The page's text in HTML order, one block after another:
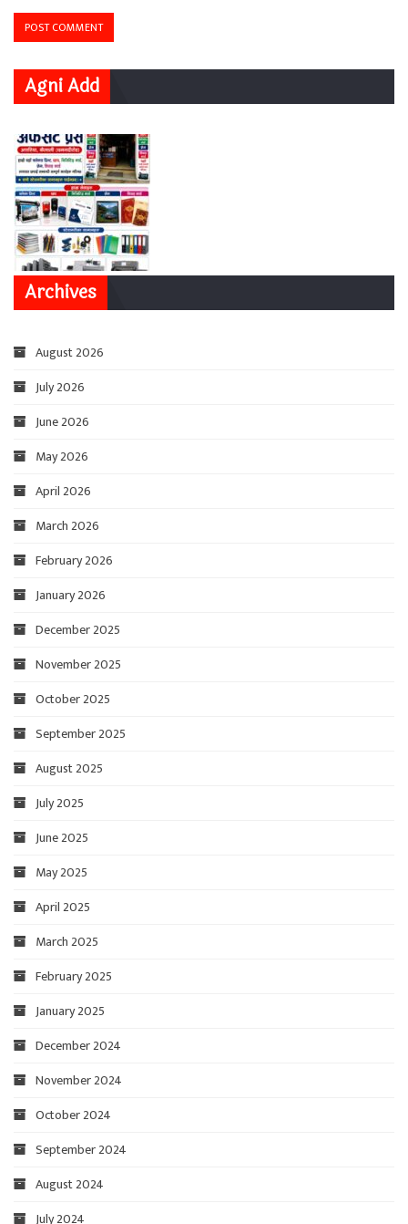
Agni Add
Archives
August 2026
July 2026
June 2026
May 2026
April 2026
March 2026
February 2026
January 2026
December 2025
November 2025
October 2025
September 2025
August 2025
July 2025
June 2025
May 2025
April 2025
March 2025
February 2025
January 2025
December 2024
November 2024
October 2024
September 2024
August 2024
July 2024